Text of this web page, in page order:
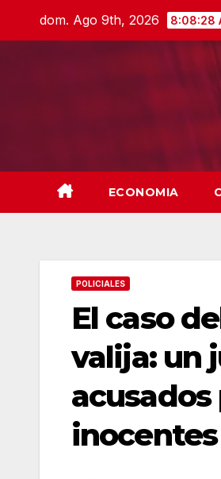
dom. Ago 9th, 2026 8:08:30
ECONOMIA
POLICIALES
El caso
valija: un
inocentes